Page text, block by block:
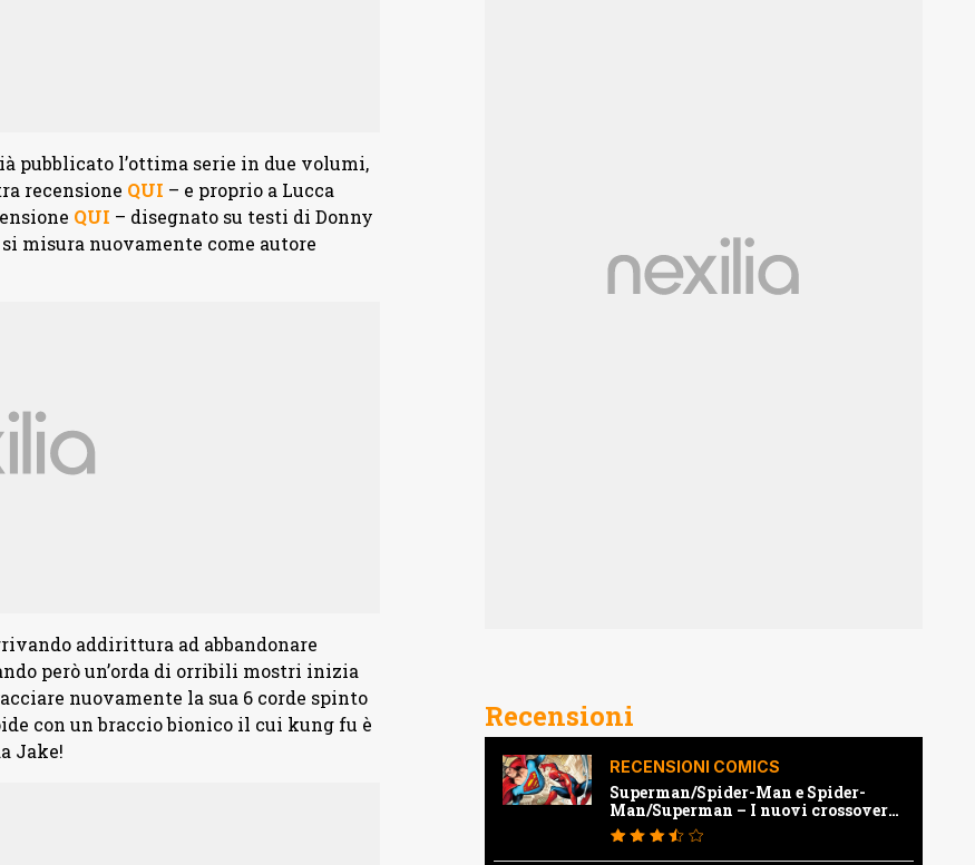
pubblicato l’ottima serie in due volumi,
recensione QUI – e proprio a Lucca
QUI – disegnato su testi di Donny
misura nuovamente come autore
addirittura ad abbandonare
però un’orda di orribili mostri inizia
nuovamente la sua 6 corde spinto
con un braccio bionico il cui kung fu è
Jake!
Recensioni
RECENSIONI COMICS
Superman/Spider-Man e Spider-
Man/Superman – I nuovi crossover
Marvel e Dc | Recensione